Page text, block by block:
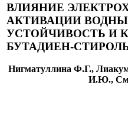
ВЛИЯНИЕ
АКТИВАЦИИ
УСТОЙЧИВОСТЬ И
БУТАДИЕН-
Нигматуллина Ф.Г.,
И.Ю.,